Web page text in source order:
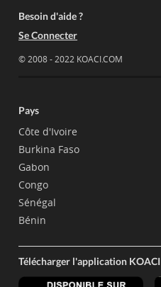
Besoin d'aide ?
Se Connecter
© 2008 - 2022 KOACI.COM
Pays
Côte d'Ivoire
Burkina Faso
Gabon
Congo
Sénégal
Bénin
Télécharger l'application KOACI